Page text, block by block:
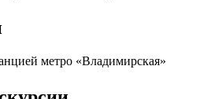
метро «Владимирская»